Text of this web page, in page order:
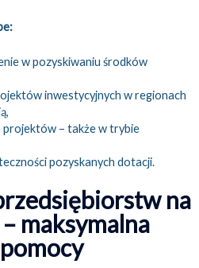
w pozyskiwaniu środków
inwestycyjnych w regionach
projektów – także w trybie
pozyskanych dotacji.
na
maksymalna